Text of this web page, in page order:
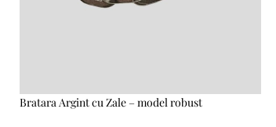
Bratara Argint cu Zale – model robust